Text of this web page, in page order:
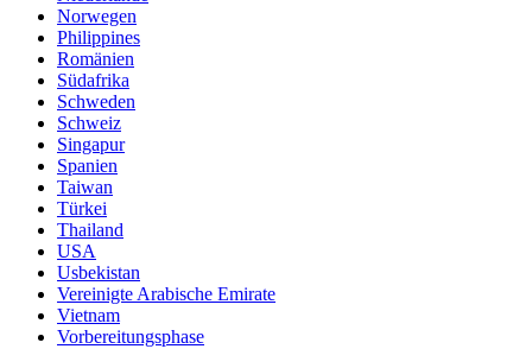
Norwegen
Philippines
Romänien
Südafrika
Schweden
Schweiz
Singapur
Spanien
Taiwan
Türkei
Thailand
USA
Usbekistan
Vereinigte Arabische Emirate
Vietnam
Vorbereitungsphase